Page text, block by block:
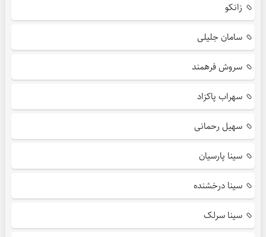
زانکو
سامان جلیلی
سروش فرهمند
سهراب پاکزاد
سهیل رحمانی
سینا پارسیان
سینا درخشنده
سینا سرلک